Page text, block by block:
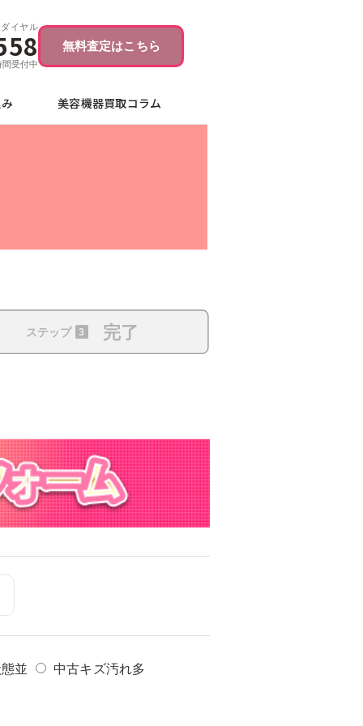
イヤル
間受付中
無料査定はこちら
美容機器買取コラム
ステップ 3 完了
並 中古キズ汚れ多